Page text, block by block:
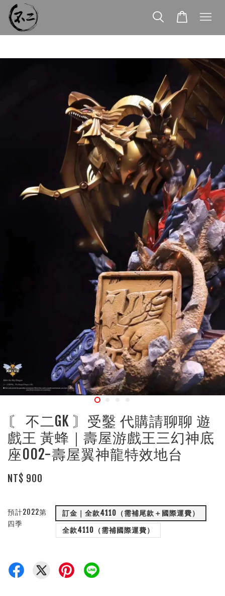
〘 不二GK 〙受鑿 代購請聊聊 遊
戲王 黃蜂｜壽屋游戲王三幻神底
座002-壽屋翼神龍特效地台
NT$ 900
預計2022第
四季
訂金｜全款4110（需補尾款＋國際運費）
全款4110（需補國際運費）